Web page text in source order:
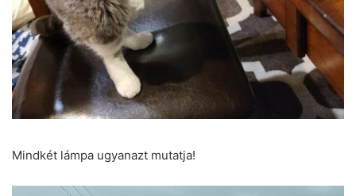
Mindkét lámpa ugyanazt mutatja!